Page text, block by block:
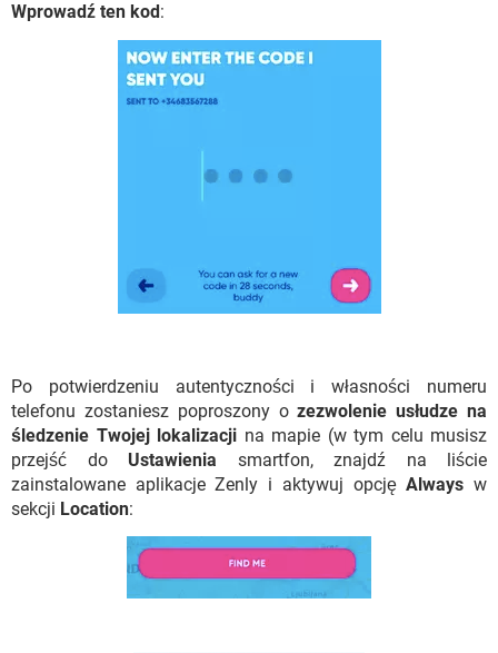
Wprowadź ten kod :
Po potwierdzeniu autentyczności i własności numeru
telefonu zostaniesz poproszony ozezwolenie usłudze na
śledzenie Twojej lokalizacji na mapie (w tym celu musisz
przejść do Ustawienia smartfon, znajdź na liście
zainstalowane aplikacje Zenly i aktywuj opcjęAlways w
sekcji Location: